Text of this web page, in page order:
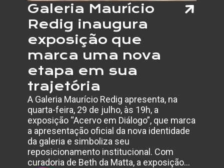
Galeria Maurício
Redig inaugura
exposição que
marca uma nova
etapa em sua
trajetória
A Galeria Maurício Redig apresenta, na
quarta-feira, 29 de julho, às 19h, a
exposição “Acervo em Diálogo”, que marca
a apresentação oficial da nova identidade
da galeria e simboliza seu
reposicionamento institucional. Com
curadoria de Beth da Matta, a exposição…